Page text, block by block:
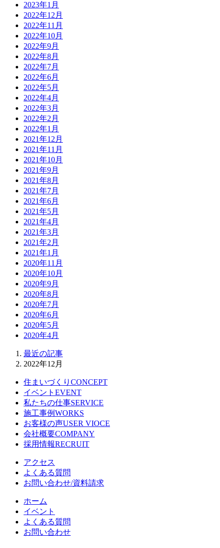
2023年1月
2022年12月
2022年11月
2022年10月
2022年9月
2022年8月
2022年7月
2022年6月
2022年5月
2022年4月
2022年3月
2022年2月
2022年1月
2021年12月
2021年11月
2021年10月
2021年9月
2021年8月
2021年7月
2021年6月
2021年5月
2021年4月
2021年3月
2021年2月
2021年1月
2020年11月
2020年10月
2020年9月
2020年8月
2020年7月
2020年6月
2020年5月
2020年4月
最近の記事
2022年12月
住まいづくり CONCEPT
イベント EVENT
私たちの仕事SERVICE
施工事例WORKS
お客様の声USER VIOCE
会社概要COMPANY
採用情報RECRUIT
アクセス
よくある質問
お問い合わせ/資料請求
ホーム
イベント
よくある質問
お問い合わせ